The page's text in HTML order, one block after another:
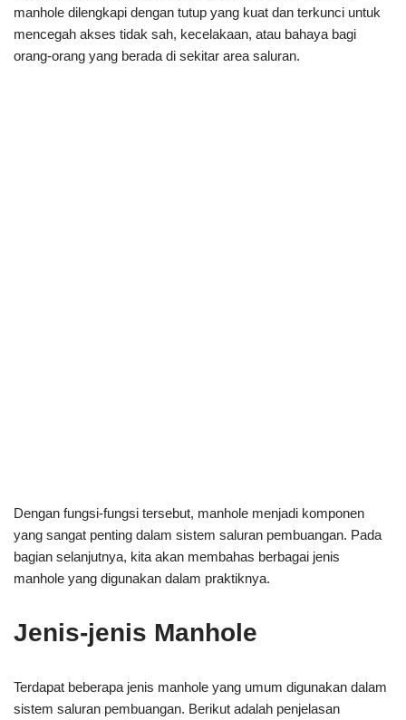
manhole dilengkapi dengan tutup yang kuat dan terkunci untuk
mencegah akses tidak sah, kecelakaan, atau bahaya bagi
orang-orang yang berada di sekitar area saluran.
Dengan fungsi-fungsi tersebut, manhole menjadi komponen
yang sangat penting dalam sistem saluran pembuangan. Pada
bagian selanjutnya, kita akan membahas berbagai jenis
manhole yang digunakan dalam praktiknya.
Jenis-jenis Manhole
Terdapat beberapa jenis manhole yang umum digunakan dalam
sistem saluran pembuangan. Berikut adalah penjelasan